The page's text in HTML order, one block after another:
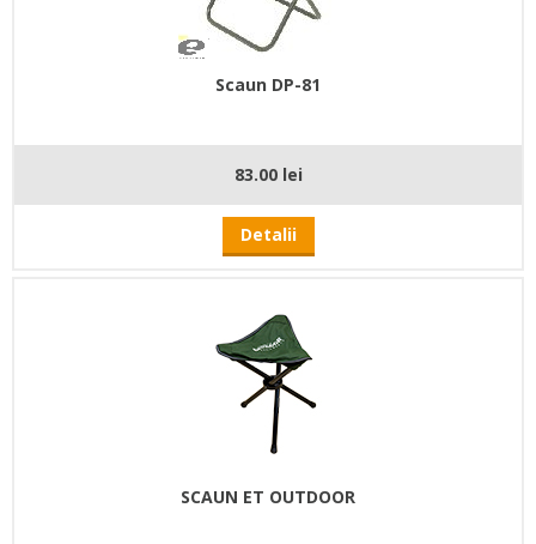
Scaun DP-81
83.00 lei
Detalii
SCAUN ET OUTDOOR